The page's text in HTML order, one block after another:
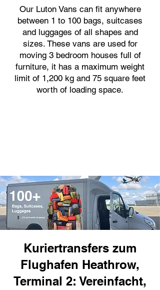
Our Luton Vans can fit anywhere
between 1 to 100 bags, suitcases
and luggages of all shapes and
sizes. These vans are used for
moving 3 bedroom houses full of
furniture, it has a maximum weight
limit of 1,200 kg and 75 square feet
worth of loading space.
Kuriertransfers zum
Flughafen Heathrow,
Terminal 2: Vereinfacht,